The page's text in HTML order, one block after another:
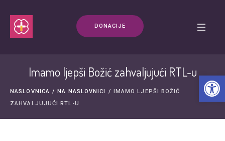
DONACIJE
Imamo ljepši Božić zahvaljujući RTL-u
NASLOVNICA / NA NASLOVNICI / IMAMO LJEPŠI BOŽIĆ
ZAHVALJUJUĆI RTL-U